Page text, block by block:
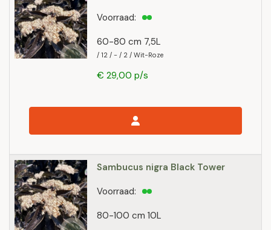
60-80 cm 7,5L
/ 12 / - / 2 / Wit-Roze
Voorraad:
€ 29,00 p/s
Sambucus nigra Black Tower
80-100 cm 10L
Voorraad: